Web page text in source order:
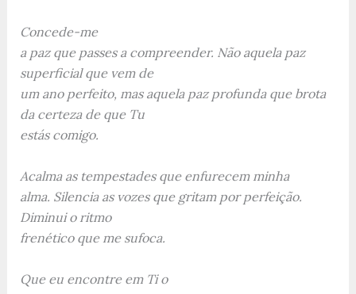
Concede-me
a paz que passes a compreender. Não aquela paz
superficial que vem de
um ano perfeito, mas aquela paz profunda que brota
da certeza de que Tu
estás comigo.
Acalma as tempestades que enfurecem minha
alma. Silencia as vozes que gritam por perfeição.
Diminui o ritmo
frenético que me sufoca.
Que eu encontre em Ti o